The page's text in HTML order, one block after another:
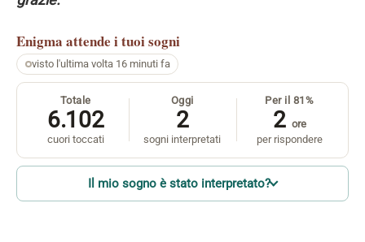
Enigma attende i tuoi sogni
visto l'ultima volta 16 minuti fa
Totale
6.102
cuori toccati
Oggi
2
sogni interpretati
Per il 81%
2 ore
per rispondere
Il mio sogno è stato interpretato?